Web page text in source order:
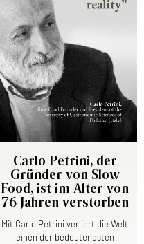
Carlo Petrini, der
Gründer von Slow
Food, ist im Alter von
76 Jahren verstorben
Mit Carlo Petrini verliert die Welt
einen der bedeutendsten